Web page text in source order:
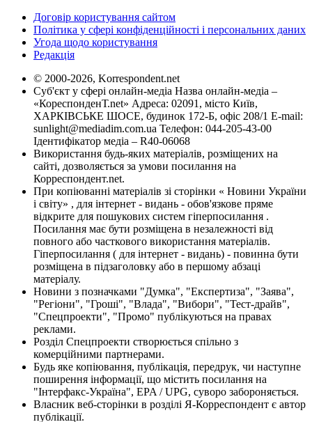
Договір користування сайтом
Політика у сфері конфіденційності і персональних даних
Угода щодо користування
Редакція
© 2000-2026, Korrespondent.net
Суб'єкт у сфері онлайн-медіа Назва онлайн-медіа –
«КореспонденТ.net» Адреса: 02091, місто Київ,
ХАРКІВСЬКЕ ШОСЕ, будинок 172-Б, офіс 208/1 E-mail:
sunlight@mediadim.com.ua Телефон: 044-205-43-00
Ідентифікатор медіа – R40-06068
Використання будь-яких матеріалів, розміщених на
сайті, дозволяється за умови посилання на
Корреспондент.net.
При копіюванні матеріалів зі сторінки « Новини України
і світу» , для інтернет - видань - обов'язкове пряме
відкрите для пошукових систем гіперпосилання .
Посилання має бути розміщена в незалежності від
повного або часткового використання матеріалів.
Гіперпосилання ( для інтернет - видань) - повинна бути
розміщена в підзаголовку або в першому абзаці
матеріалу.
Новини з позначками "Думка", "Експертиза", "Заява",
"Регіони", "Гроші", "Влада", "Вибори", "Тест-драйв",
"Спецпроекти", "Промо" публікуються на правах
реклами.
Розділ Спецпроекти створюється спільно з
комерційними партнерами.
Будь яке копіювання, публікація, передрук, чи наступне
поширення інформації, що містить посилання на
"Інтерфакс-Україна", EPA / UPG, суворо забороняється.
Власник веб-сторінки в розділі Я-Корреспондент є автор
публікації.